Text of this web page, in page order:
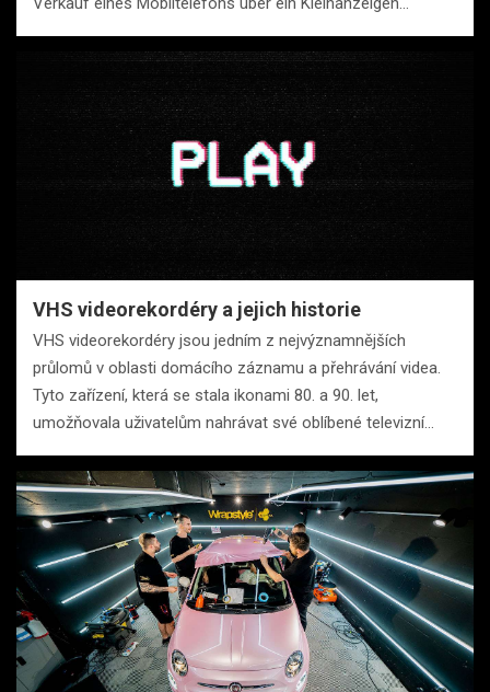
VHS videorekordéry a jejich historie
VHS videorekordéry jsou jedním z nejvýznamnějších
průlomů v oblasti domácího záznamu a přehrávání videa.
Tyto zařízení, která se stala ikonami 80. a 90. let,
umožňovala uživatelům nahrávat své oblíbené televizní…